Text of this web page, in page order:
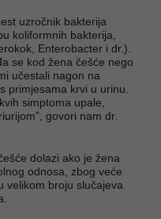
uzročnik bakterija
koliformnih bakterija,
Enterobacter i dr.).
se kod žena češće nego
učestali nagon na
primjesama krvi u urinu.
simptoma upale,
govori nam dr.
dolazi ako je žena
odnosa, zbog veće
velikom broju slučajeva